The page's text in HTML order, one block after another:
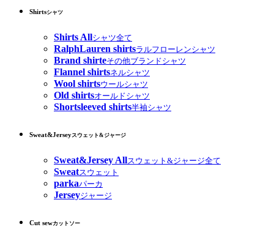
Shirtsシャツ
Shirts Allシャツ全て
RalphLauren shirtsラルフローレンシャツ
Brand shirteその他ブランドシャツ
Flannel shirtsネルシャツ
Wool shirtsウールシャツ
Old shirtsオールドシャツ
Shortsleeved shirts半袖シャツ
Sweat&Jerseyスウェット&ジャージ
Sweat&Jersey Allスウェット&ジャージ全て
Sweatスウェット
parkaパーカ
Jerseyジャージ
Cut sewカットソー